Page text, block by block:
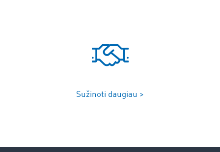
Sužinoti daugiau >